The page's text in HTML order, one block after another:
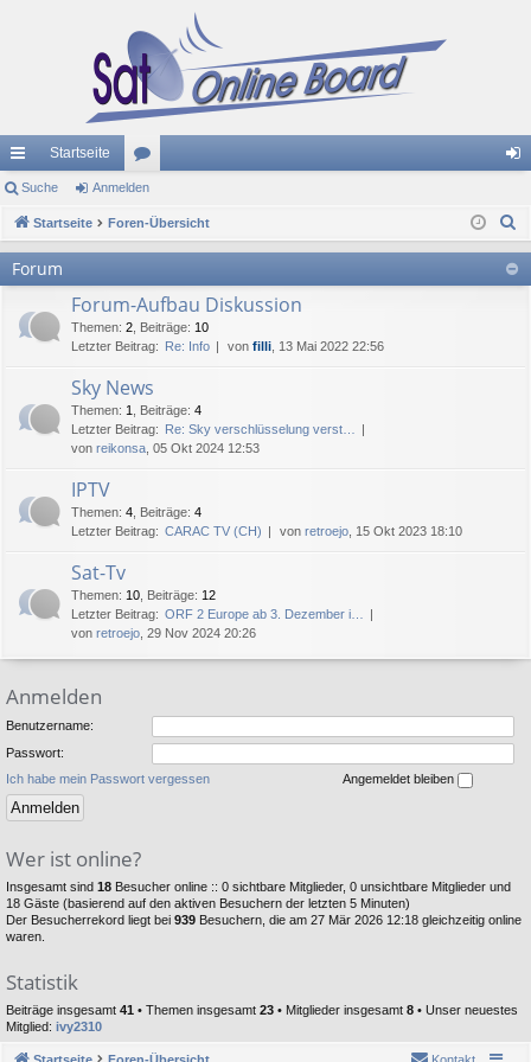
ch
ne
llz
riff
Startseite
or
en m
el
Suche Anmelden
Startseite Foren-Übersicht
Forum
Forum-Aufbau Diskussion
Themen: 2 Beiträge: 10
Letzter Beitrag: Re: Info von filli , 13 Mai 2022 22:56
Sky News
Themen: 1 Beiträge: 4
Letzter Beitrag: Re: Sky verschlüsselung verst…
von reikonsa , 05 Okt 2024 12:53
IPTV
Themen: 4 Beiträge: 4
Letzter Beitrag: CARAC TV (CH) von retroejo , 15 Okt 2023 18:10
Sat-Tv
Themen: 10 Beiträge: 12
Letzter Beitrag: ORF 2 Europe ab 3. Dezember i…
von retroejo , 29 Nov 2024 20:26
Anmelden
Benutzername:
Passwort:
Ich habe mein Passwort vergessen
Angemeldet bleiben
Wer ist online?
Insgesamt sind 18 Besucher online :: 0 sichtbare Mitglieder, 0 unsichtbare Mitglieder und
18 Gäste (basierend auf den aktiven Besuchern der letzten 5 Minuten)
Der Besucherrekord liegt bei 939 Besuchern, die am 27 Mär 2026 12:18 gleichzeitig online
waren.
Statistik
Beiträge insgesamt 41 • Themen insgesamt 23 • Mitglieder insgesamt 8 • Unser neuestes
Mitglied: ivy2310
Startseite Foren-Übersicht Kontakt